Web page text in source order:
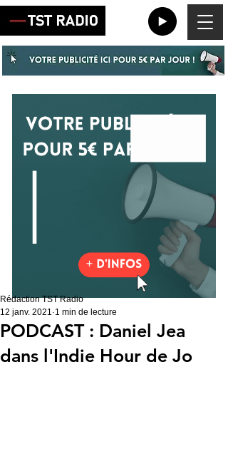
PODCAST : Daniel Jea
dans l'Indie Hour de Jo
Rédaction TST Radio
12 janv. 2021 1 min de lecture